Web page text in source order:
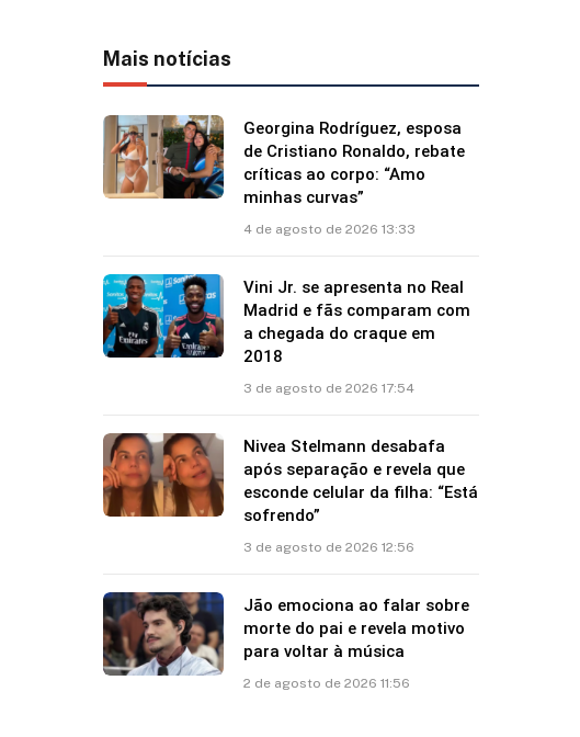
Mais notícias
Georgina Rodríguez, esposa
de Cristiano Ronaldo, rebate
críticas ao corpo: “Amo
minhas curvas”
Vini Jr. se apresenta no Real
Madrid e fãs comparam com
a chegada do craque em
2018
Nivea Stelmann desabafa
após separação e revela que
esconde celular da filha: “Está
sofrendo”
Jão emociona ao falar sobre
morte do pai e revela motivo
para voltar à música